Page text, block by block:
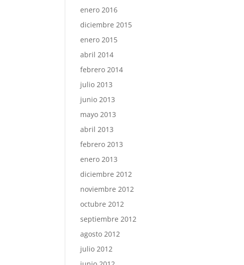
enero 2016
diciembre 2015
enero 2015
abril 2014
febrero 2014
julio 2013
junio 2013
mayo 2013
abril 2013
febrero 2013
enero 2013
diciembre 2012
noviembre 2012
octubre 2012
septiembre 2012
agosto 2012
julio 2012